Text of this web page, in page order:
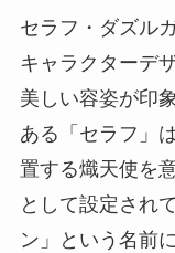
セラフ・ダズル
キャラクターデ
美しい容姿が印
ある「セラフ」
置する熾天使を
として設定され
ン」という名前